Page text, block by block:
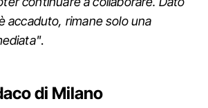
accaduto, rimane solo una
.
di Milano